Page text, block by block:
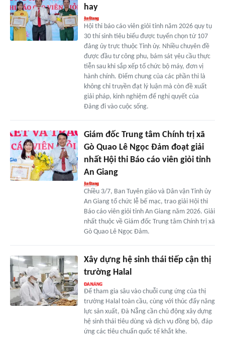
hay
Hội thi báo cáo viên giỏi tỉnh năm 2026 quy tụ
30 thí sinh tiêu biểu được tuyển chọn từ 107
đảng ủy trực thuộc Tỉnh ủy. Nhiều chuyên đề
được đầu tư công phu, bám sát yêu cầu thực
tiễn sau khi sắp xếp tổ chức bộ máy, đơn vị
hành chính. Điểm chung của các phần thi là
không chỉ truyền đạt lý luận mà còn đề xuất
giải pháp, kinh nghiệm để nghị quyết của
Đảng đi vào cuộc sống.
Giám đốc Trung tâm Chính trị xã
Gò Quao Lê Ngọc Đảm đoạt giải
nhất Hội thi Báo cáo viên giỏi tỉnh
An Giang
Chiều 3/7, Ban Tuyên giáo và Dân vận Tỉnh ủy
An Giang tổ chức lễ bế mạc, trao giải Hội thi
Báo cáo viên giỏi tỉnh An Giang năm 2026. Giải
nhất thuộc về Giám đốc Trung tâm Chính trị xã
Gò Quao Lê Ngọc Đảm.
Xây dựng hệ sinh thái tiếp cận thị
trường Halal
Để tham gia sâu vào chuỗi cung ứng của thị
trường Halal toàn cầu, cùng với thúc đẩy năng
lực sản xuất, Đà Nẵng cần chủ động xây dựng
hệ sinh thái tiêu dùng và dịch vụ đồng bộ, đáp
ứng các tiêu chuẩn quốc tế khắt khe.